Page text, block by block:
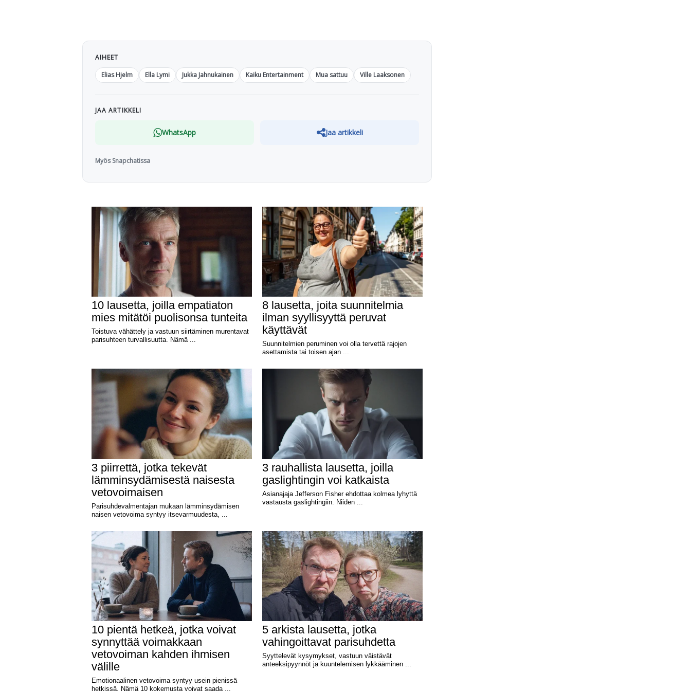
AIHEET
Elias Hjelm
Ella Lymi Jukka Jahnukainen Kaiku Entertainment Mua sattuu Ville Laaksonen
JAA ARTIKKELI
WhatsApp Jaa artikkeli
Myös Snapchatissa